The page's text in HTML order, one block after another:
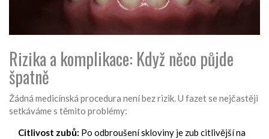
Rizika a komplikace: Když něco půjde
špatně
Žádná medicínská procedura není bez rizik. U fazet se nejčastěji
setkáváme s těmito problémy:
Citlivost zubů: Po odbroušení skloviny je zub citlivější na